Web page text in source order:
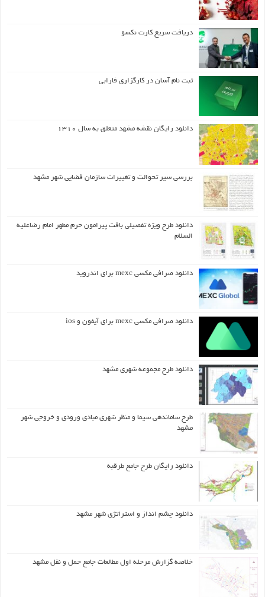
دریافت سریع کارت نکسو
ثبت نام آسان در کارگزاری فارابی
دانلود رایگان نقشه مشهد متعلق به سال ۱۳۱۰
بررسی سیر تحوالت و تغییرات سازمان فضایی شهر مشهد
دانلود طرح ويژه تفصيلي بافت پيرامون حرم مطهر امام رضاعليه
السلام
دانلود صرافی مکسی mexc برای اندروید
دانلود صرافی مکسی mexc برای آیفون و ios
دانلود طرح مجموعه شهری مشهد
طرح ساماندهی سیما و منظر شهری مبادی ورودی و خروجی شهر
مشهد
دانلود رایگان طرح جامع طرقبه
دانلود چشم انداز و استراتژی شهر مشهد
خلاصه گزارش مرحله اول مطالعات جامع حمل و نقل مشهد